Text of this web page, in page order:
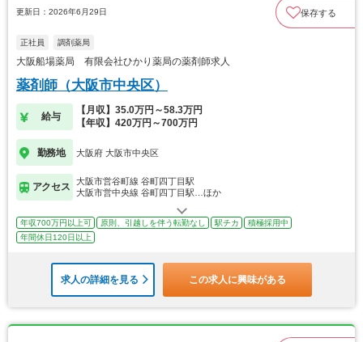
更新日：2026年6月29日 保存する
正社員 調剤薬局
大阪船場薬局 有限会社ひかり薬局の薬剤師求人
薬剤師（大阪市中央区）
給与
【月収】35.0万円～58.3万円
【年収】420万円～700万円
勤務地 大阪府 大阪市中央区
アクセス
大阪市営谷町線 谷町四丁目駅
大阪市営中央線 谷町四丁目駅…ほか
年収700万円以上可 原則、引越しを伴う転勤なし 駅チカ
積極採用中
年間休日120日以上
求人の詳細を見る この求人に興味がある